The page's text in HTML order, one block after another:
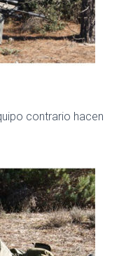
contrario hacen